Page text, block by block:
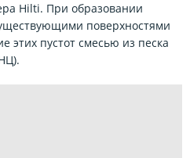
Hilti. При образовании
поверхностями
этих пустот смесью из песка